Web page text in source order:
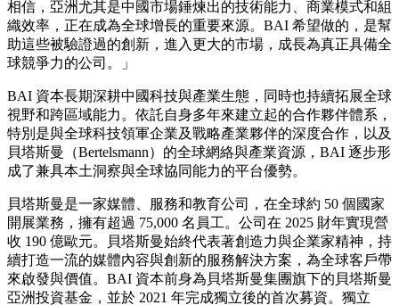
在 BAI 資本看來，今天的成長投資，核心是尋找那些已經具
備技術驗證、客戶驗證和商業化驗證的優質企業，並以更強的
全球化判斷、更高質量的股東協同，幫助企業把增長真正落到
BAI 資本創始及管理合夥人龍宇表示：「非常感謝新老投資人
對 BAI 資本的持續信任與堅定支持。今天的投資環境，比過
去任何時候都更強調驗證、兌現和紀律。BAI 新基金的核心，
不是追逐早期概念，而是支持那些已經在高競爭市場中完成技
相信，亞洲尤其是中國市場錘煉出的技術能力、商業模式和組
織效率，正在成為全球增長的重要來源。BAI 希望做的，是幫
助這些被驗證過的創新，進入更大的市場，成長為真正具備全
球競爭力的公司。」
BAI 資本長期深耕中國科技與產業生態，同時也持續拓展全球